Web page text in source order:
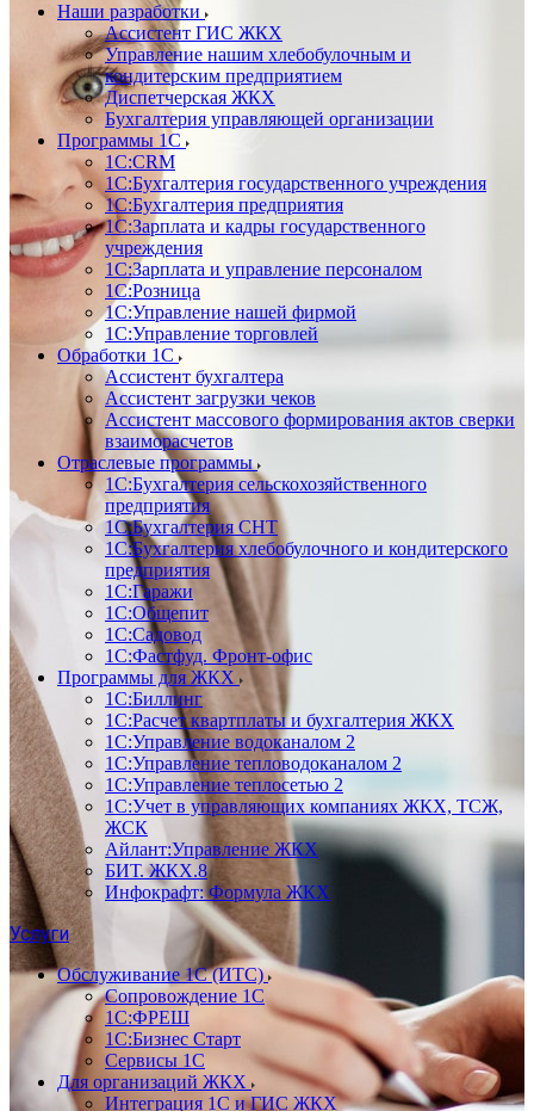
Наши разработки
Ассистент ГИС ЖКХ
Управление нашим хлебобулочным и
кондитерским предприятием
Диспетчерская ЖКХ
Бухгалтерия управляющей организации
Программы 1С
1С:CRM
1С:Бухгалтерия государственного учреждения
1С:Бухгалтерия предприятия
1С:Зарплата и кадры государственного
учреждения
1С:Зарплата и управление персоналом
1С:Розница
1С:Управление нашей фирмой
1С:Управление торговлей
Обработки 1С
Ассистент бухгалтера
Ассистент загрузки чеков
Ассистент массового формирования актов сверки
взаиморасчетов
Отраслевые программы
1С:Бухгалтерия сельскохозяйственного
предприятия
1С:Бухгалтерия СНТ
1С:Бухгалтерия хлебобулочного и кондитерского
предприятия
1С:Гаражи
1С:Общепит
1С:Садовод
1С:Фастфуд. Фронт-офис
Программы для ЖКХ
1С:Биллинг
1С:Расчет квартплаты и бухгалтерия ЖКХ
1С:Управление водоканалом 2
1С:Управление тепловодоканалом 2
1С:Управление теплосетью 2
1С:Учет в управляющих компаниях ЖКХ, ТСЖ,
ЖСК
Айлант:Управление ЖКХ
БИТ. ЖКХ.8
Инфокрафт: Формула ЖКХ
Услуги
Обслуживание 1С (ИТС)
Сопровождение 1С
1С:ФРЕШ
1С:Бизнес Старт
Сервисы 1С
Для организаций ЖКХ
Интеграция 1С и ГИС ЖКХ